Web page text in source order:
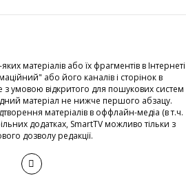
матеріалів або їх фрагментів в Інтернеті
або його каналів і сторінок в
умовою відкритого для пошукових систем
матеріал не нижче першого абзацу.
матеріалів в оффлайн-медіа (в т.ч.
додатках, SmartTV можливо тільки з
дозволу редакції.